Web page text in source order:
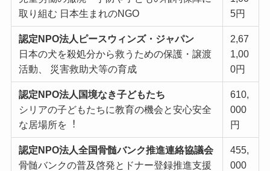
取り組む ⽇本⽣まれのNGO
5円
認定NPO法⼈ピースウィンズ・ジャパン
⽇本の⽝を殺処分から救うための保護・譲渡
活動、 災害救助⽝等の育成
2,67
1,00
0円
認定NPO法⼈国境なき⼦どもたち
シリアの⼦どもたちに教育の機会と安⼼安全
な居場所を︕
610,
000
円
認定NPO法⼈全国⾻髄バンク推進連絡協議会
⾻髄バンクの普及啓発とドナー登録推進⽀援
455,
000